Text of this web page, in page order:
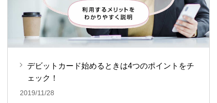
デビットカード始めるときは4つのポイントをチ
ェック！
2019/11/28